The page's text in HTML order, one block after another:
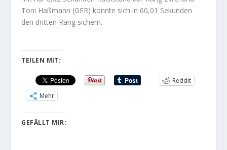
Toni Haßmann (GER) konnte sich in 60,01 Sekunden
den dritten Rang sichern.
TEILEN MIT:
Reddit
Mehr
GEFÄLLT MIR: